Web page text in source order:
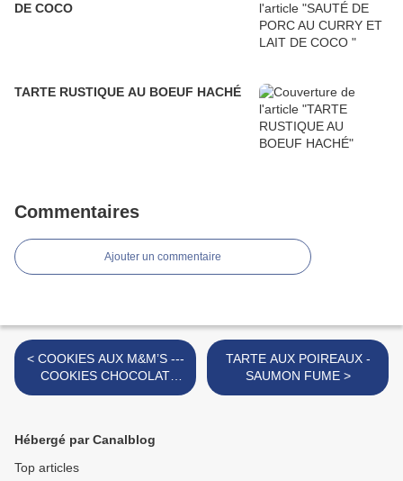
DE COCO
TARTE RUSTIQUE AU BOEUF HACHÉ
Commentaires
Ajouter un commentaire
< COOKIES AUX M&M’S ---
COOKIES CHOCOLAT
BLANC ET CRANBERRIES
TARTE AUX POIREAUX -
SAUMON FUME >
Hébergé par Canalblog
Top articles